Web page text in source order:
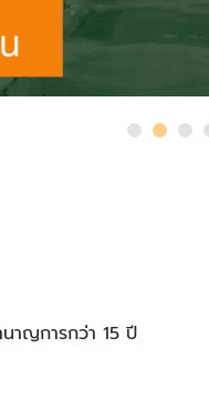
าญการกว่า 15 ปี